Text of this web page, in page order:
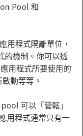
Pool 和
用程式隔離單位，
的機制。你可以透
用程式所要使用的
動等等。
可以「管轄」
用程式通常只有一